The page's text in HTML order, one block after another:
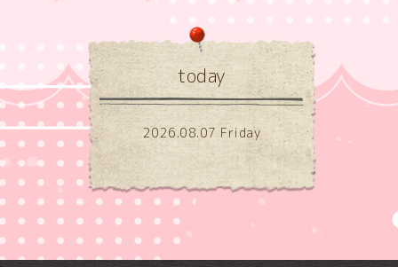
today
2026.08.07 Friday